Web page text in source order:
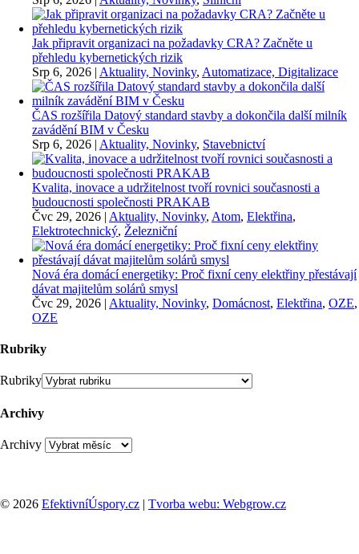
Jak připravit organizaci na požadavky CRA? Začněte u
přehledu kybernetických rizik
Srp 6, 2026 | Aktuality, Novinky, Automatizace, Digitalizace
ČAS rozšířila Datový standard stavby a dokončila další milník
zavádění BIM v Česku
Srp 6, 2026 | Aktuality, Novinky, Stavebnictví
Kvalita, inovace a udržitelnost tvoří rovnici současnosti a
budoucnosti společnosti PRAKAB
Čvc 29, 2026 | Aktuality, Novinky, Atom, Elektřina,
Elektrotechnický, Železniční
Nová éra domácí energetiky: Proč fixní ceny elektřiny přestávají
dávat majitelům solárů smysl
Čvc 29, 2026 | Aktuality, Novinky, Domácnost, Elektřina, OZE,
OZE
Rubriky
Rubriky
Archivy
Archivy
© 2026 EfektivníÚspory.cz | Tvorba webu: Webgrow.cz